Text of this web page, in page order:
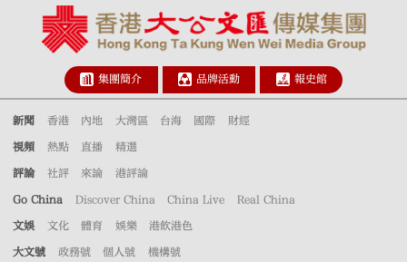
集團簡介 品牌活動 報史館
新聞 香港 內地 大灣區 台海 國際 財經
視頻 熱點 直播 精選
評論 社評 來論 港評論
Go China Discover China China Live Real China
文娛 文化 體育 娛樂 港飲港色
大文號 政務號 個人號 機構號